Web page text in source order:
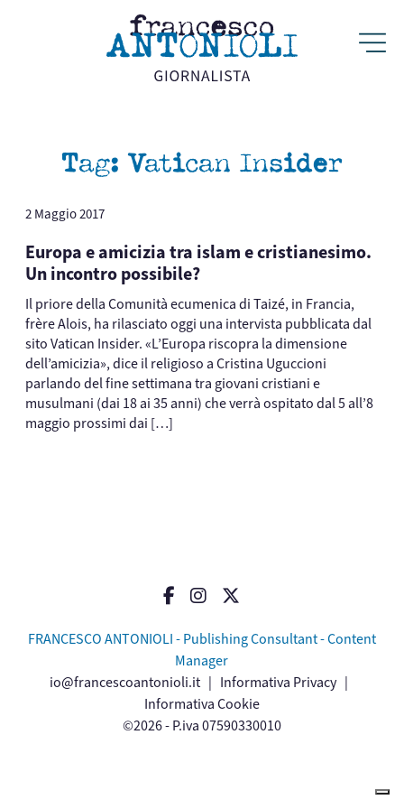
Tag:Vatican Insider
2 Maggio 2017
Europa e amicizia tra islam e cristianesimo.
Un incontro possibile?
Il priore della Comunità ecumenica di Taizé, in Francia,
frère Alois, ha rilasciato oggi una intervista pubblicata dal
sito Vatican Insider. «L’Europa riscopra la dimensione
dell’amicizia», dice il religioso a Cristina Uguccioni
parlando del fine settimana tra giovani cristiani e
musulmani (dai 18 ai 35 anni) che verrà ospitato dal 5 all’8
maggio prossimi dai […]
FRANCESCO ANTONIOLI - Publishing Consultant - Content
Manager
io@francescoantonioli.it | Informativa Privacy|
Informativa Cookie
©2026 - P.iva 07590330010